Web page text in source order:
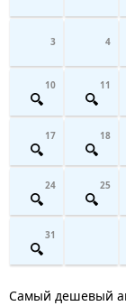
3 4
10 11
17 18
24 25
31
Самый дешевый